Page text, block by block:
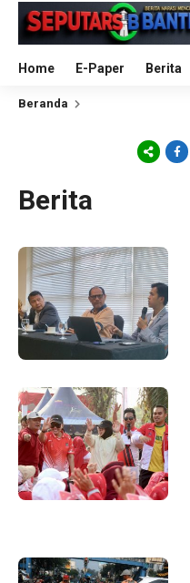
Home E-Paper Berita
Beranda
Berita